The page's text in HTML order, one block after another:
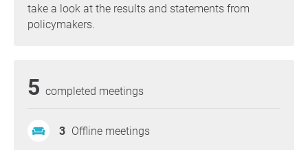
take a look at the results and statements from
policymakers.
5 completed meetings
3 Offline meetings